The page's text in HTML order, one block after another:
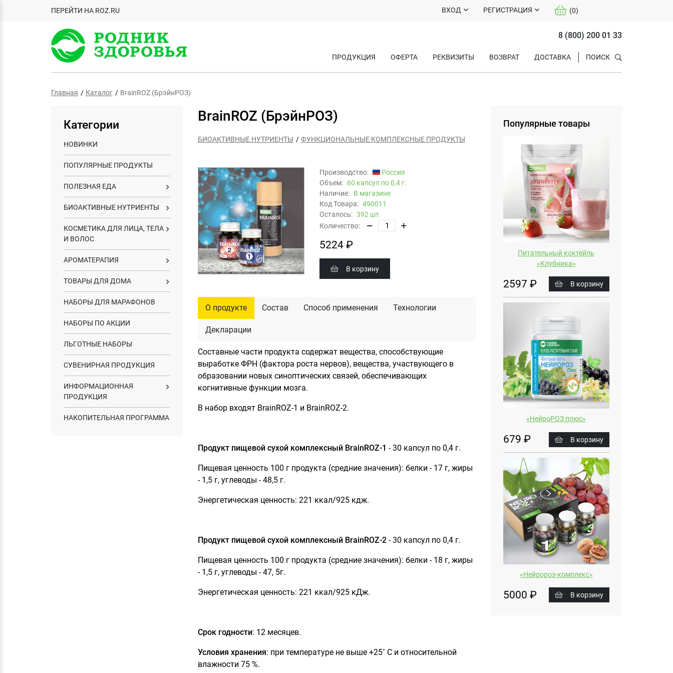
ПЕРЕЙТИ НА ROZ.RU ВХОД РЕГИСТРАЦИЯ (0)
8 (800) 200 01 33
ПРОДУКЦИЯ ОФЕРТА РЕКВИЗИТЫ ВОЗВРАТ ДОСТАВКА ПОИСК
Главная Каталог BrainROZ (БрэйнРОЗ)
Категории
НОВИНКИ
ПОПУЛЯРНЫЕ ПРОДУКТЫ
ПОЛЕЗНАЯ ЕДА
БИОАКТИВНЫЕ НУТРИЕНТЫ
КОСМЕТИКА ДЛЯ ЛИЦА, ТЕЛА
И ВОЛОС
АРОМАТЕРАПИЯ
ТОВАРЫ ДЛЯ ДОМА
НАБОРЫ ДЛЯ МАРАФОНОВ
НАБОРЫ ПО АКЦИИ
ЛЬГОТНЫЕ НАБОРЫ
СУВЕНИРНАЯ ПРОДУКЦИЯ
ИНФОРМАЦИОННАЯ
ПРОДУКЦИЯ
НАКОПИТЕЛЬНАЯ ПРОГРАММА
BrainROZ (БрэйнРОЗ)
БИОАКТИВНЫЕ НУТРИЕНТЫ ФУНКЦИОНАЛЬНЫЕ КОМПЛЕКСНЫЕ ПРОДУКТЫ
Производство:
Россия
Объем: 60 капсул по 0,4 г.
Наличие: В магазине
Код Товара: 490011
Осталось: 392 шт.
Количество:
5224 ₽
В корзину
О продукте Состав Способ применения Технологии
Декларации
Составные части продукта содержат вещества, способствующие
выработке ФРН (фактора роста нервов), вещества, участвующего в
образовании новых синоптических связей, обеспечивающих
когнитивные функции мозга.
В набор входят BrainROZ-1 и BrainROZ-2.
Продукт пищевой сухой комплексный BrainROZ-1 - 30 капсул по 0,4 г.
Пищевая ценность 100 г продукта (средние значения): белки - 17 г, жиры
- 1,5 г, углеводы - 48,5 г.
Энергетическая ценность: 221 ккал/925 кдж.
Продукт пищевой сухой комплексный BrainROZ-2- 30 капсул по 0,4 г.
Пищевая ценность 100 г продукта (средние значения): белки - 18 г, жиры
- 1,5 г, углеводы - 47, 5г.
Энергетическая ценность: 221 ккал/925 кДж.
Срок годности: 12 месяцев.
Условия хранения: при температуре не выше +25˚ С и относительной
влажности 75 %.
Популярные товары
Питательный коктейль
«Клубника»
2597 ₽ В корзину
«НейроРОЗ плюс»
679 ₽ В корзину
«Нейророз-комплекс»
5000 ₽ В корзину